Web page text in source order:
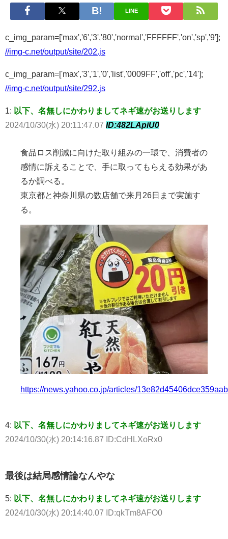
LINE
c_img_param=['max','6','3','80','normal','FFFFFF','on','sp','9'];
//img-c.net/output/site/202.js
c_img_param=['max','3','1','0','list','0009FF','off','pc','14'];
//img-c.net/output/site/292.js
1: 以下、名無しにかわりましてネギ速がお送りします
2024/10/30(水) 20:11:47.07 ID:482LApiU0
食品ロス削減に向けた取り組みの一環で、消費者の
感情に訴えることで、手に取ってもらえる効果があ
るか調べる。
東京都と神奈川県の数店舗で来月26日まで実施す
る。
https://news.yahoo.co.jp/articles/
4: 以下、名無しにかわりましてネギ速がお送りします
2024/10/30(水) 20:14:16.87 ID:CdHLXoRx0
最後は結局感情論なんやな
5: 以下、名無しにかわりましてネギ速がお送りします
2024/10/30(水) 20:14:40.07 ID:qkTm8AFO0